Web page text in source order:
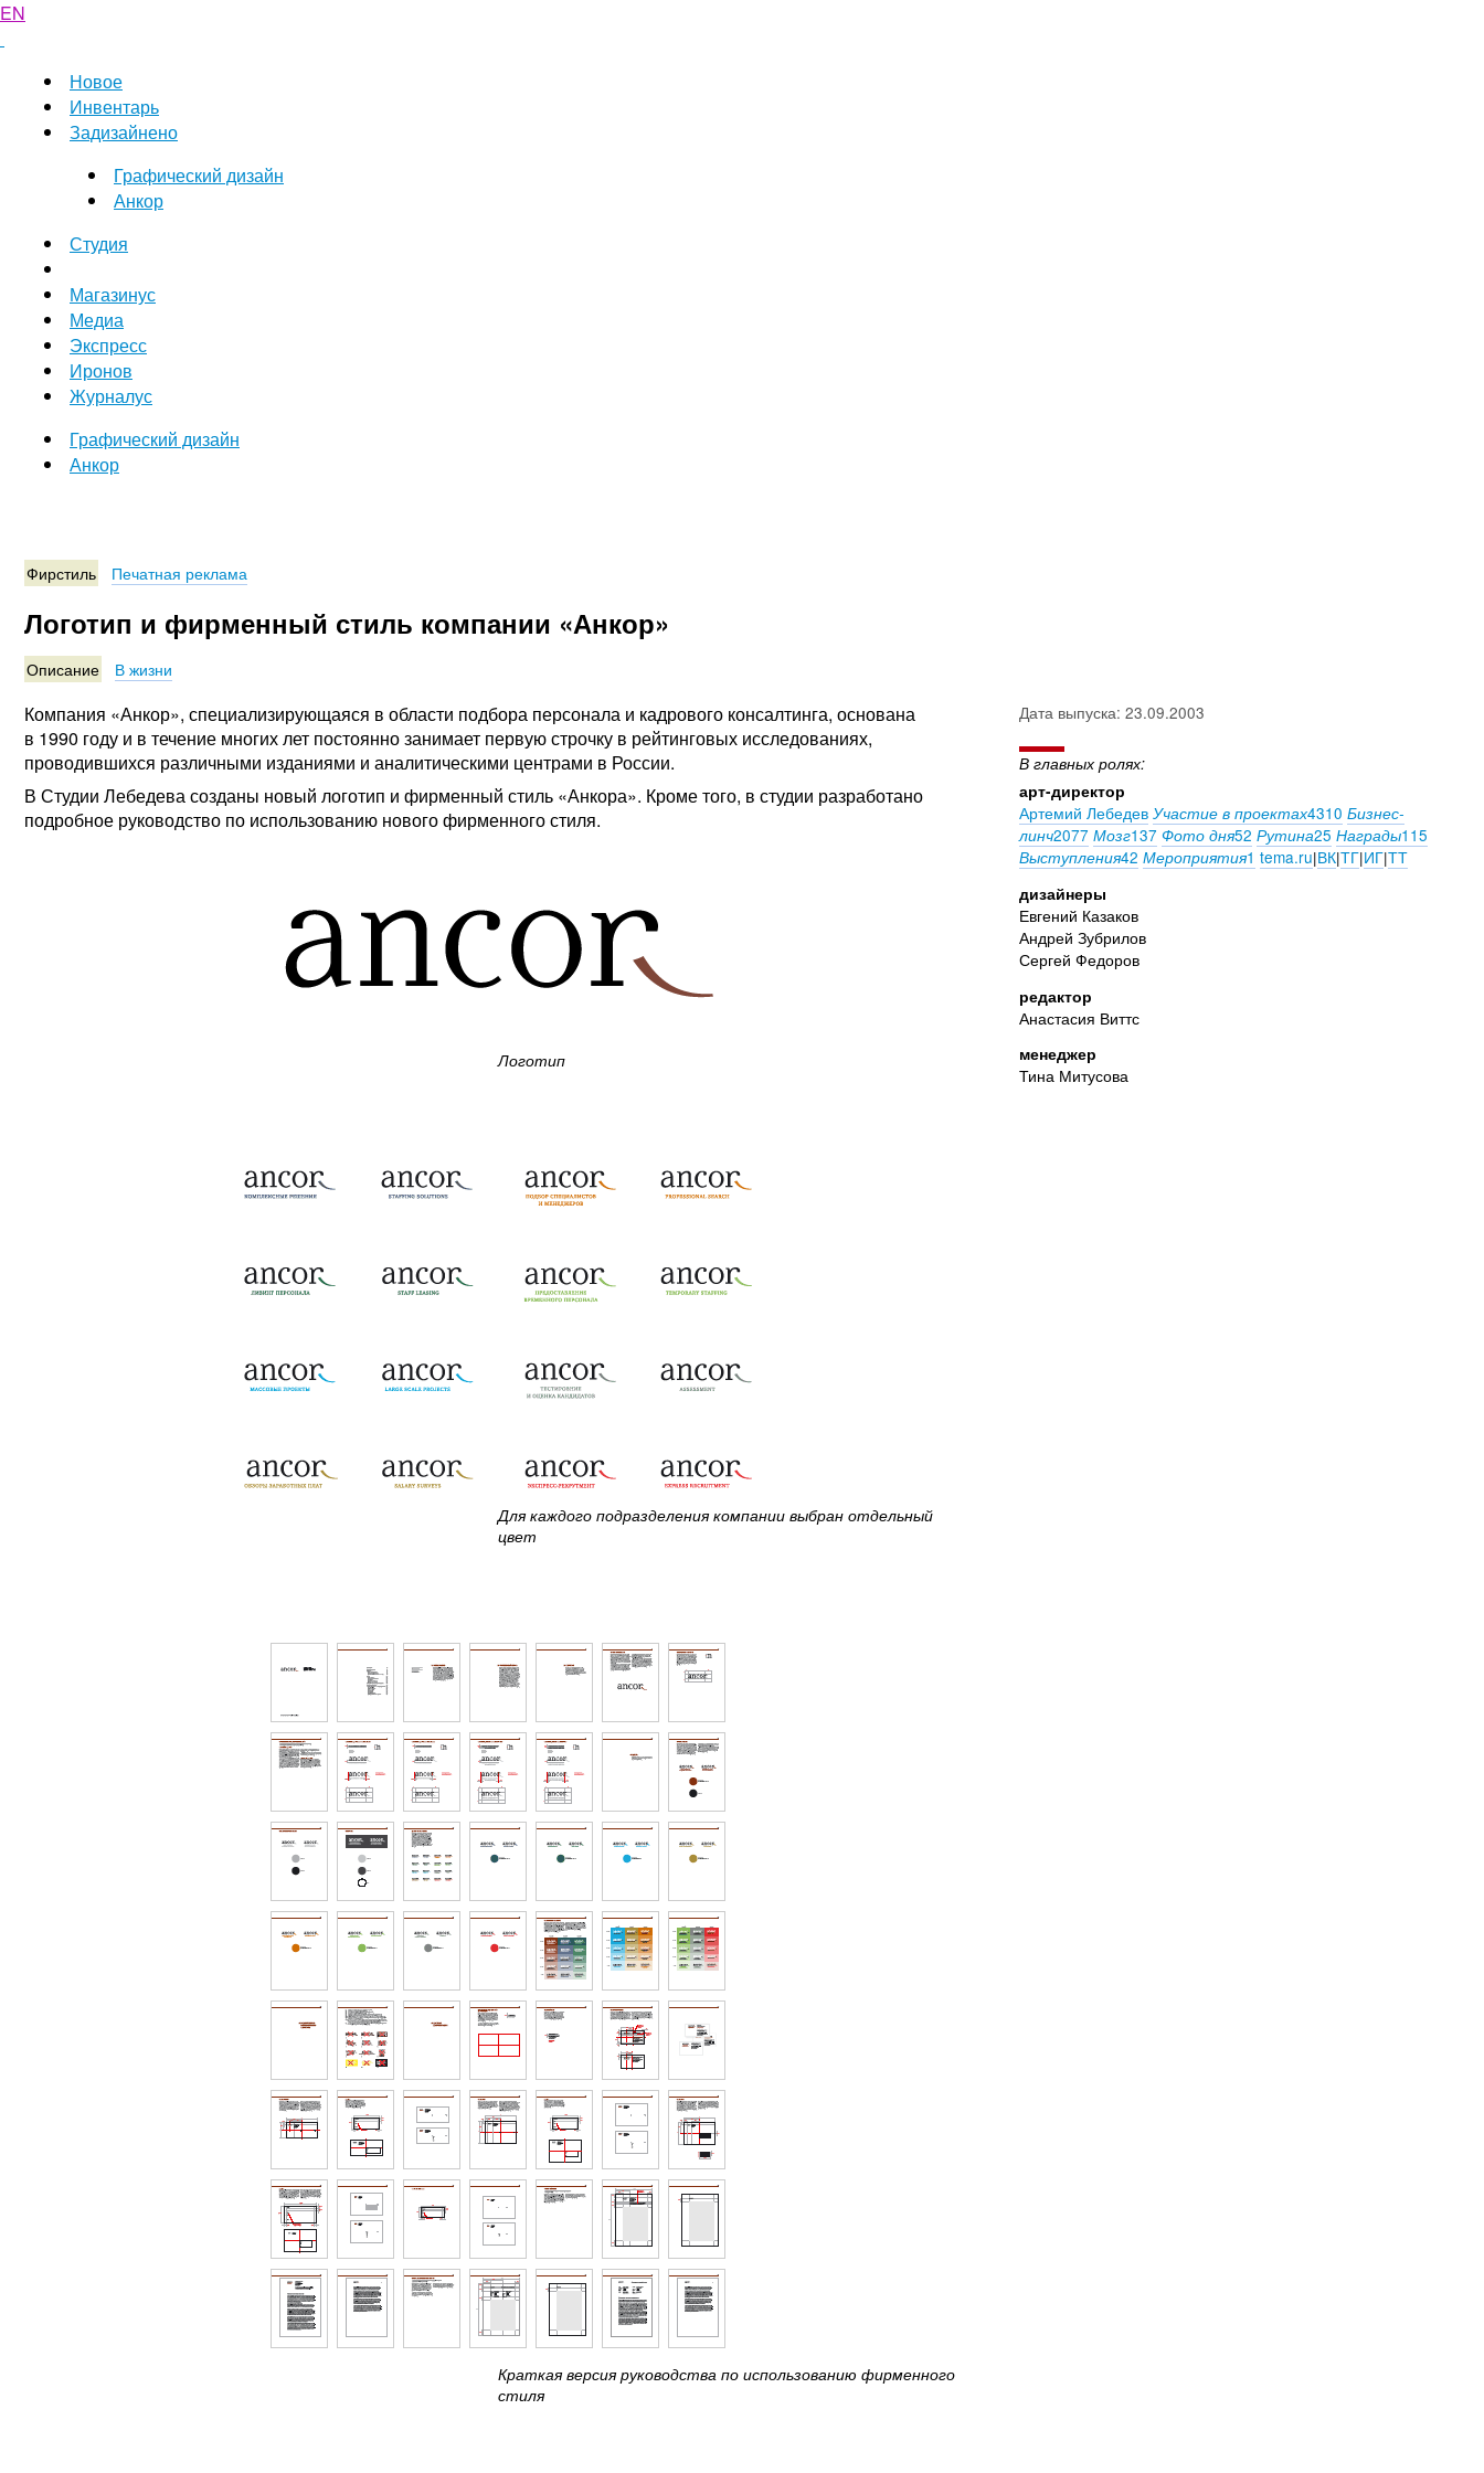
EN
Новое
Инвентарь
Задизайнено
Графический дизайн
Анкор
Студия
Магазинус
Медиа
Экспресс
Иронов
Журналус
Графический дизайн
Анкор
Фирстиль Печатная реклама
Логотип и фирменный стиль компании «Анкор»
Описание В жизни
Компания «Анкор», специализирующаяся в области подбора персонала и кадрового консалтинга, основана
в 1990 году и в течение многих лет постоянно занимает первую строчку в рейтинговых исследованиях,
проводившихся различными изданиями и аналитическими центрами в России.
В Студии Лебедева созданы новый логотип и фирменный стиль «Анкора». Кроме того, в студии разработано
подробное руководство по использованию нового фирменного стиля.
Логотип
Для каждого подразделения компании выбран отдельный
цвет
Краткая версия руководства по использованию фирменного
стиля
Дата выпуска: 23.09.2003
В главных ролях:
арт-директор
Артемий Лебедев Участие в проектах4310 Бизнес-
линч2077 Мозг137 Фото дня52 Рутина25 Награды115
Выступления42 Мероприятия1 tema.ru|ВК|ТГ|ИГ|ТТ
дизайнеры
Евгений Казаков
Андрей Зубрилов
Сергей Федоров
редактор
Анастасия Виттс
менеджер
Тина Митусова